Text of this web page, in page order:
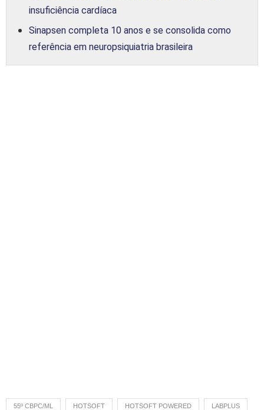
insuficiência cardíaca
Sinapsen completa 10 anos e se consolida como
referência em neuropsiquiatria brasileira
55º CBPC/ML HOTSOFT HOTSOFT POWERED LABPLUS